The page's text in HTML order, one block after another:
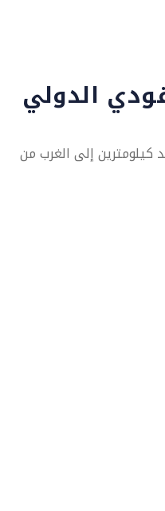
الدولي
كيلومترين إلى الغرب من